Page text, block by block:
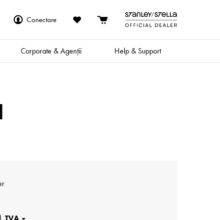
Conectare
Corporate & Agenții Help & Support